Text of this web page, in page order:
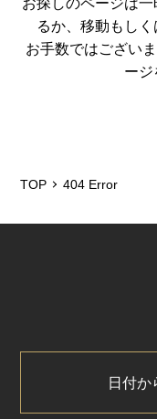
るか、移動もしく
お手数ではござい
ージ
TOP 404 Error
日付か